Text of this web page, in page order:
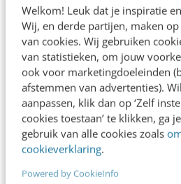
Welkom! Leuk dat je inspiratie
Wij, en derde partijen, maken
van cookies. Wij gebruiken
van statistieken, om jouw
ook voor marketingdoeleinden
afstemmen van advertenties).
aanpassen, klik dan op ‘Zelf
cookies toestaan’ te klikken, ga
gebruik van alle cookies zoals
cookieverklaring.
Powered by CookieInfo
alleen al online hebben
antwoord op hun vraag,
gesprek zijn gegaan met
voordat ze op zoek gingen
telefoonnummer om
een echte medewerker.